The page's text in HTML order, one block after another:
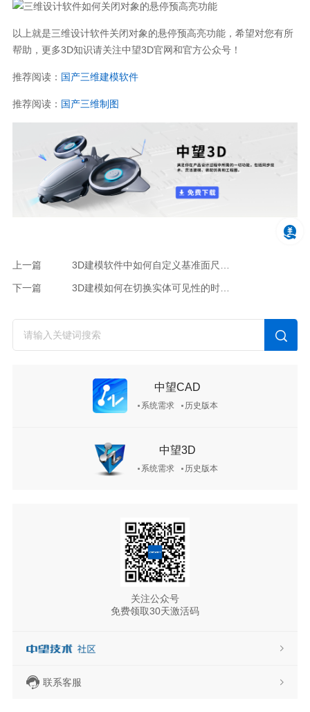
以上就是三维设计软件关闭对象的悬停预高亮功能，希望对您有所
帮助，更多3D知识请关注中望3D官网和官方公众号！
推荐阅读： 国产三维建模软件
推荐阅读： 国产三维制图
上一篇 3D建模软件中如何自定义基准面尺寸？
下一篇 3D建模如何在切换实体可见性的时候保持图层关闭状态
中望CAD
系统需求 历史版本
中望3D
系统需求 历史版本
关注公众号
免费领取30天激活码
联系客服